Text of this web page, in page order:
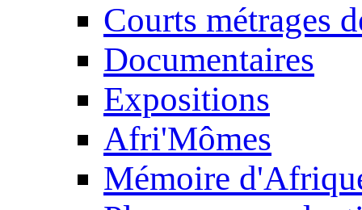
Courts métrages
Documentaires
Expositions
Afri'Mômes
Mémoire